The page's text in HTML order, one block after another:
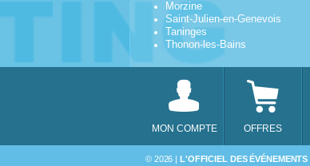
Morzine
Saint-Julien-en-Genevois
Taninges
Thonon-les-Bains
MON COMPTE OFFRES
© 2026 |L'OFFICIEL DES ÉVÉNEMENTS